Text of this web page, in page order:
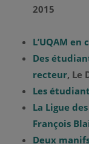
2015
L’UQAM en
Des
recteur, Le
Les
La Ligue
François
Deux